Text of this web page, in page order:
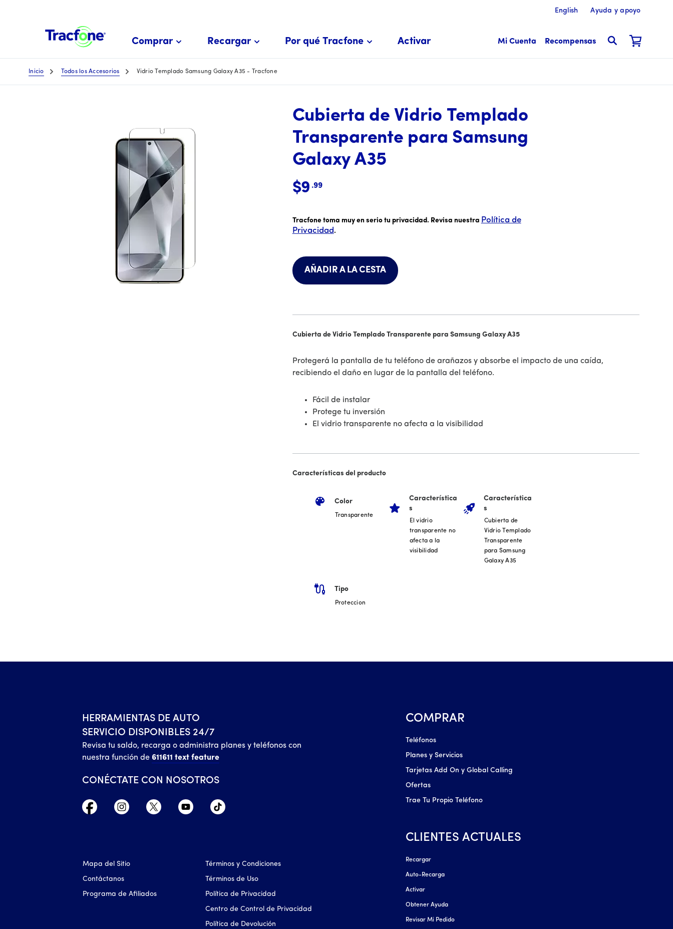
Content
English Ayuda y apoyo
Comprar Recargar Por qué Tracfone Activar Mi Cuenta Recompensas
Inicio Todos los Accesorios Vidrio Templado Samsung Galaxy A35 - Tracfone
Cubierta de Vidrio Templado
Transparente para Samsung
Galaxy A35
$9 .99
Tracfone toma muy en serio tu privacidad. Revisa nuestra Política de
Privacidad.
AÑADIR A LA CESTA
Cubierta de Vidrio Templado Transparente para Samsung Galaxy A35
Protegerá la pantalla de tu teléfono de arañazos y absorbe el impacto de una caída,
recibiendo el daño en lugar de la pantalla del teléfono.
Fácil de instalar
Protege tu inversión
El vidrio transparente no afecta a la visibilidad
Características del producto
Color
Transparente
Característica
s
El vidrio
transparente no
afecta a la
visibilidad
Característica
s
Cubierta de
Vidrio Templado
Transparente
para Samsung
Galaxy A35
Tipo
Proteccion
HERRAMIENTAS DE AUTO
SERVICIO DISPONIBLES 24/7
Revisa tu saldo, recarga o administra planes y teléfonos con
nuestra función de 611611 text feature
CONÉCTATE CON NOSOTROS
Mapa del Sitio
Contáctanos
Programa de Afiliados
Términos y Condiciones
Términos de Uso
Política de Privacidad
Centro de Control de Privacidad
Política de Devolución
COMPRAR
Teléfonos
Planes y Servicios
Tarjetas Add On y Global Calling
Ofertas
Trae Tu Propio Teléfono
CLIENTES ACTUALES
Recargar
Auto-Recarga
Activar
Obtener Ayuda
Revisar Mi Pedido